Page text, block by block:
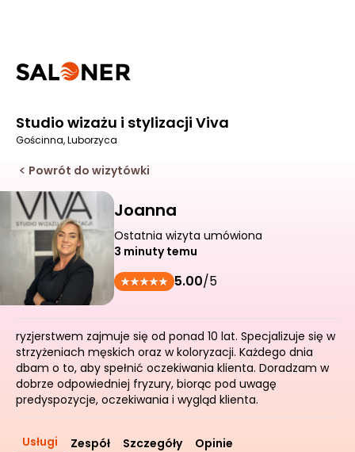
Studio wizażu i stylizacji Viva
Gościnna, Luborzyca
Powrót do wizytówki
Joanna
Ostatnia wizyta umówiona
3 minuty temu
5.00/5
ryzjerstwem zajmuje się od ponad 10 lat. Specjalizuje się w
strzyżeniach męskich oraz w koloryzacji. Każdego dnia
dbam o to, aby spełnić oczekiwania klienta. Doradzam w
dobrze odpowiedniej fryzury, biorąc pod uwagę
predyspozycje, oczekiwania i wygląd klienta.
Usługi Zespół Szczegóły Opinie